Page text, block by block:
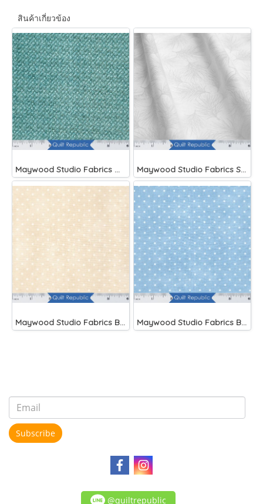
สินค้าเกี่ยวข้อง
Maywood Studio Fabrics Woolies Flannel Green Maywood Studio Fabrics Solitaire Whites
Maywood Studio Fabrics Beautiful Basics Cream Maywood Studio Fabrics Beautiful Basics Blue
Subscribe
@quiltrepublic